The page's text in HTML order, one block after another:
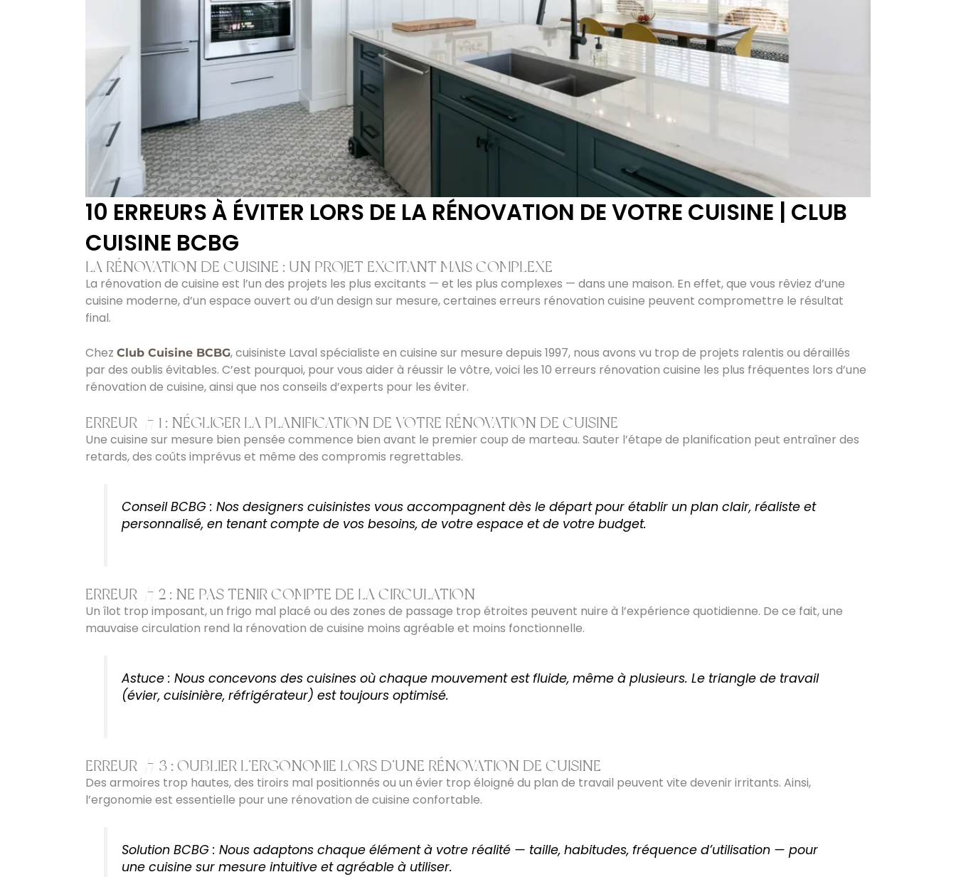
10 ERREURS À ÉVITER LORS DE LA RÉNOVATION DE VOTRE CUISINE | CLUB
CUISINE BCBG
LA RÉNOVATION DE CUISINE : UN PROJET EXCITANT MAIS COMPLEXE
La rénovation de cuisine est l’un des projets les plus excitants — et les plus complexes — dans une maison. En effet, que vous rêviez d’une
cuisine moderne, d’un espace ouvert ou d’un design sur mesure, certaines erreurs rénovation cuisine peuvent compromettre le résultat
final.
Chez Club Cuisine BCBG, cuisiniste Laval spécialiste en cuisine sur mesure depuis 1997, nous avons vu trop de projets ralentis ou déraillés
par des oublis évitables. C’est pourquoi, pour vous aider à réussir le vôtre, voici les 10 erreurs rénovation cuisine les plus fréquentes lors d’une
rénovation de cuisine, ainsi que nos conseils d’experts pour les éviter.
ERREUR #1 : NÉGLIGER LA PLANIFICATION DE VOTRE RÉNOVATION DE CUISINE
Une cuisine sur mesure bien pensée commence bien avant le premier coup de marteau. Sauter l’étape de planification peut entraîner des
retards, des coûts imprévus et même des compromis regrettables.
Conseil BCBG : Nos designers cuisinistes vous accompagnent dès le départ pour établir un plan clair, réaliste et
personnalisé, en tenant compte de vos besoins, de votre espace et de votre budget.
ERREUR #2 : NE PAS TENIR COMPTE DE LA CIRCULATION
Un îlot trop imposant, un frigo mal placé ou des zones de passage trop étroites peuvent nuire à l’expérience quotidienne. De ce fait, une
mauvaise circulation rend la rénovation de cuisine moins agréable et moins fonctionnelle.
Astuce : Nous concevons des cuisines où chaque mouvement est fluide, même à plusieurs. Le triangle de travail
(évier, cuisinière, réfrigérateur) est toujours optimisé.
ERREUR #3 : OUBLIER L’ERGONOMIE LORS D’UNE RÉNOVATION DE CUISINE
Des armoires trop hautes, des tiroirs mal positionnés ou un évier trop éloigné du plan de travail peuvent vite devenir irritants. Ainsi,
l’ergonomie est essentielle pour une rénovation de cuisine confortable.
Solution BCBG : Nous adaptons chaque élément à votre réalité — taille, habitudes, fréquence d’utilisation — pour
une cuisine sur mesure intuitive et agréable à utiliser.